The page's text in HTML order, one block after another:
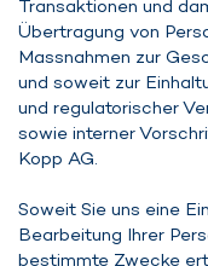
Transaktionen und
Übertragung von
Massnahmen zur
und soweit zur
und regulatorischer
sowie interner
Kopp AG.
Soweit Sie uns eine
Bearbeitung Ihrer
bestimmte Zwecke